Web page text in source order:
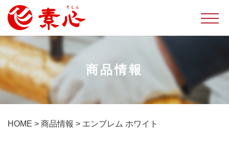
商品情報
HOME > 商品情報 > エンブレム ホワイト